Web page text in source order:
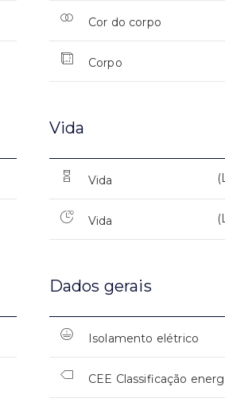
Cor do corpo
Corpo
Vida
Vida
Vida
Dados gerais
Isolamento elétrico
CEE Classificação